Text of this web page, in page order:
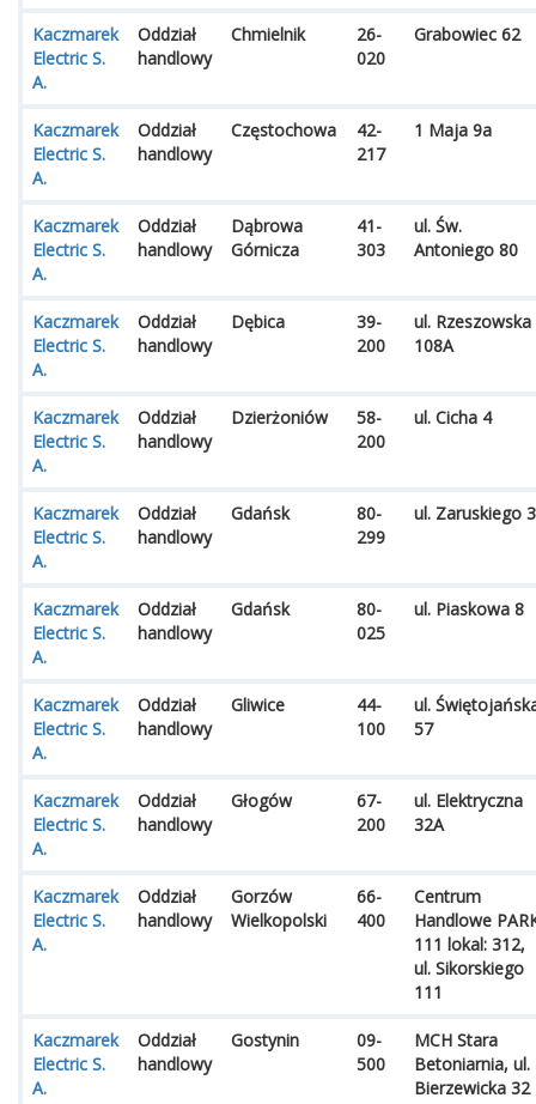
Kaczmarek
Electric S.
A.
Oddział
handlowy
Chmielnik
26-
020
Grabowiec 62
Kaczmarek
Electric S.
A.
Oddział
handlowy
Częstochowa
42-
217
1 Maja 9a
Kaczmarek
Electric S.
A.
Oddział
handlowy
Dąbrowa
Górnicza
41-
303
ul. Św.
Antoniego 80
Kaczmarek
Electric S.
A.
Oddział
handlowy
Dębica
39-
200
ul. Rzeszowska
108A
Kaczmarek
Electric S.
A.
Oddział
handlowy
Dzierżoniów
58-
200
ul. Cicha 4
Kaczmarek
Electric S.
A.
Oddział
handlowy
Gdańsk
80-
299
ul. Zaruskiego 3
Kaczmarek
Electric S.
A.
Oddział
handlowy
Gdańsk
80-
025
ul. Piaskowa 8
Kaczmarek
Electric S.
A.
Oddział
handlowy
Gliwice
44-
100
ul.
57
Kaczmarek
Electric S.
A.
Oddział
handlowy
Głogów
67-
200
ul. Elektryczna
32A
Kaczmarek
Electric S.
A.
Oddział
handlowy
Gorzów
Wielkopolski
66-
400
Centrum
Handlowe
111 lokal: 312,
ul. Sikorskiego
111
Kaczmarek
Electric S.
A.
Oddział
handlowy
Gostynin
09-
500
MCH Stara
Betoniarnia, ul.
Bierzewicka 32